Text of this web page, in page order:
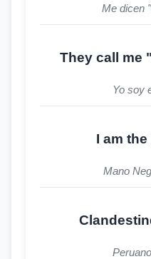
Me dicen
They call me
Yo soy
I am
Mano